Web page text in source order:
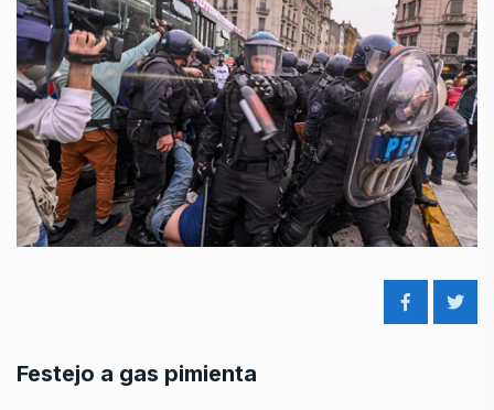
Festejo a gas pimienta